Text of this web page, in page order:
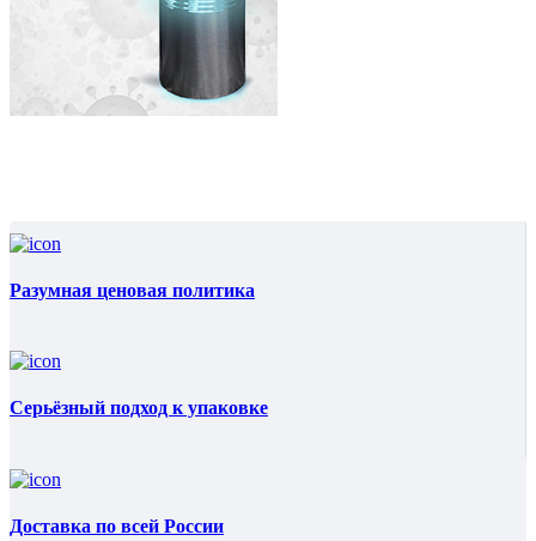
Разумная ценовая политика
Серьёзный подход к упаковке
Доставка по всей России